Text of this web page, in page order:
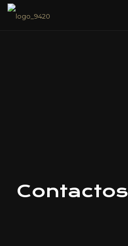
Contactos